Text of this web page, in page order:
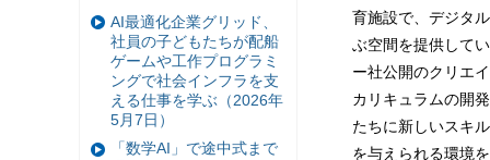
育施設で、デジタ
ぶ空間を提供して
ー社公開のクリエ
カリキュラムの開
たちに新しいスキ
を与えられる環境
AI最適化企業グリッド、
社員の子どもたちが配船
ゲームや工作プログラミ
ングで社会インフラを支
える仕事を学ぶ（2026年
5月7日）
「数学AI」で途中式まで